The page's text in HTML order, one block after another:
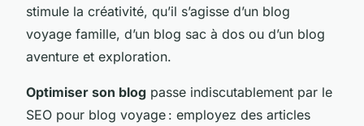
stimule la créativité, qu’il s’agisse d’un blog
voyage famille, d’un blog sac à dos ou d’un blog
aventure et exploration.
Optimiser son blog passe indiscutablement par le
SEO pour blog voyage : employez des articles